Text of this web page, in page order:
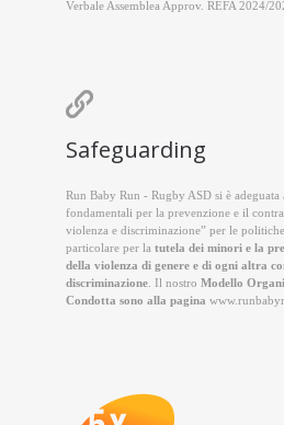
Verbale Assemblea Approv. REFA 2024/

Safeguarding
Run Baby Run - Rugby ASD si è
fondamentali per la prevenzione e il
violenza e discriminazione” per le
particolare per la tutela dei minori e la
della violenza di genere e di ogni altra
discriminazione . Il nostro Modello
Condotta sono alla pagina